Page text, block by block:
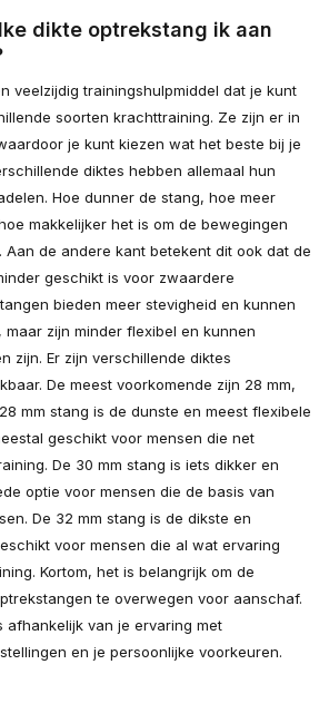
dikte optrekstang ik aan
veelzijdig trainingshulpmiddel dat je kunt
soorten krachttraining. Ze zijn er in
je kunt kiezen wat het beste bij je
diktes hebben allemaal hun
Hoe dunner de stang, hoe meer
makkelijker het is om de bewegingen
Aan de andere kant betekent dit ook dat de
geschikt is voor zwaardere
bieden meer stevigheid en kunnen
zijn minder flexibel en kunnen
zijn. Er zijn verschillende diktes
De meest voorkomende zijn 28 mm,
mm stang is de dunste en meest flexibele
geschikt voor mensen die net
De 30 mm stang is iets dikker en
optie voor mensen die de basis van
De 32 mm stang is de dikste en
voor mensen die al wat ervaring
Kortom, het is belangrijk om de
te overwegen voor aanschaf.
afhankelijk van je ervaring met
en je persoonlijke voorkeuren.